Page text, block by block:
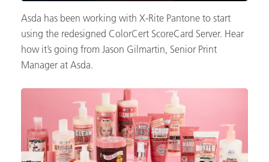
Asda has been working with X-Rite Pantone to start
using the redesigned ColorCert ScoreCard Server. Hear
how it’s going from Jason Gilmartin, Senior Print
Manager at Asda.